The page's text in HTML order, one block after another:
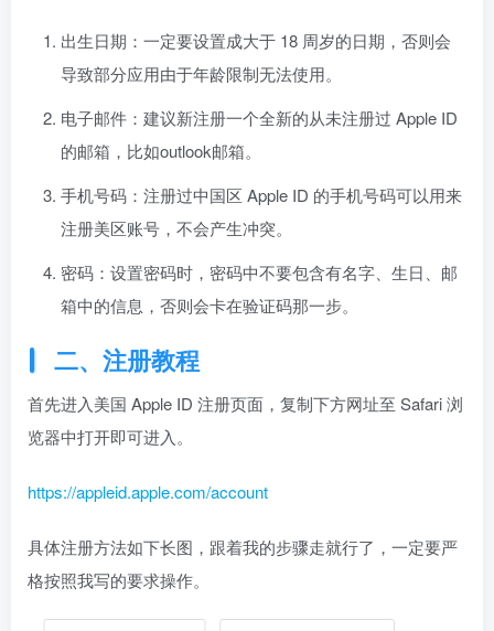
出生日期：一定要设置成大于 18 周岁的日期，否则会
导致部分应用由于年龄限制无法使用。
电子邮件：建议新注册一个全新的从未注册过 Apple ID
的邮箱，比如outlook邮箱。
手机号码：注册过中国区 Apple ID 的手机号码可以用来
注册美区账号，不会产生冲突。
密码：设置密码时，密码中不要包含有名字、生日、邮
箱中的信息，否则会卡在验证码那一步。
二、注册教程
首先进入美国 Apple ID 注册页面，复制下方网址至 Safari 浏
览器中打开即可进入。
https://appleid.apple.com/account
具体注册方法如下长图，跟着我的步骤走就行了，一定要严
格按照我写的要求操作。